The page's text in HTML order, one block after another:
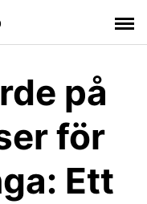
på
för
Ett